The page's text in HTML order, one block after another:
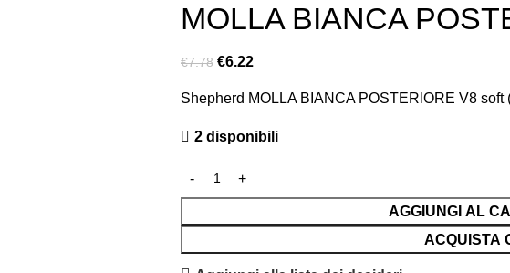
MOLLA BIANCA
€7.78 €6.22
Shepherd MOLLA BIANCA POSTERIORE V8 soft
2 disponibili
AGGIUNGI AL
ACQUISTA